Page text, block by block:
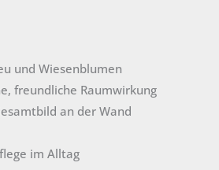
und Wiesenblumen
freundliche Raumwirkung
an der Wand
im Alltag